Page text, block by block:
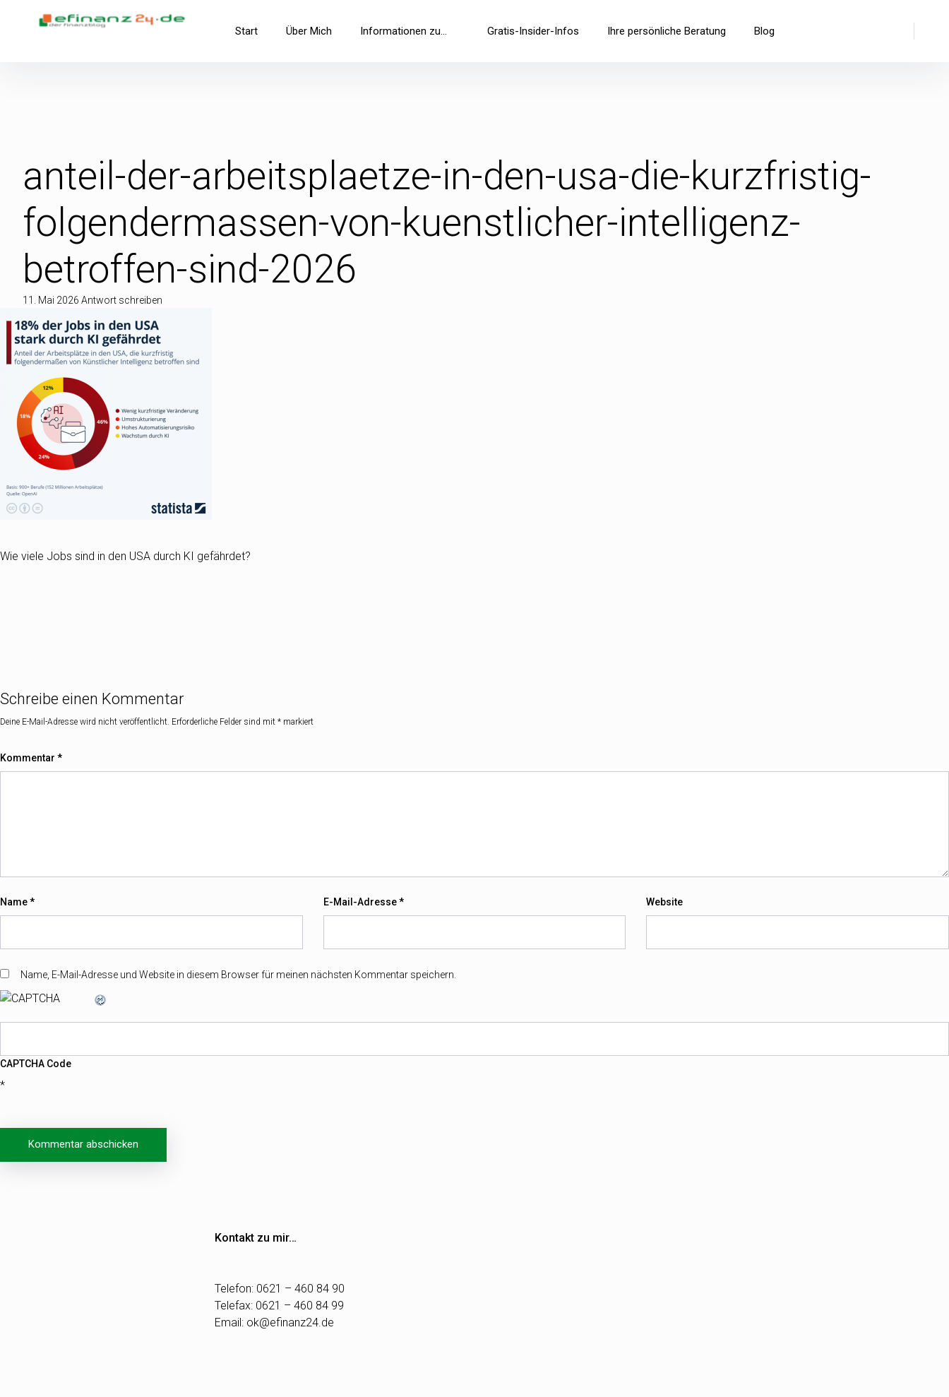
überspringenefinanz24.de
der FinanzBlog Start Über Mich Informationen zu… Gratis-Insider-Infos Ihre persönliche Beratung Blog
anteil-der-arbeitsplaetze-in-den-usa-die-kurzfristig-
folgendermassen-von-kuenstlicher-intelligenz-
betroffen-sind-2026
11. Mai 2026 Antwort schreiben
Wie viele Jobs sind in den USA durch KI gefährdet?
Schreibe einen Kommentar
Deine E-Mail-Adresse wird nicht veröffentlicht. Erforderliche Felder sind mit * markiert
Kommentar *
Name* E-Mail-Adresse* Website
Name, E-Mail-Adresse und Website in diesem Browser für meinen nächsten Kommentar speichern.
CAPTCHA Code
*
Beitragsnavigation
Kontakt zu mir…
Telefon: 0621 – 460 84 90
Telefax: 0621 – 460 84 99
Email: ok@efinanz24.de